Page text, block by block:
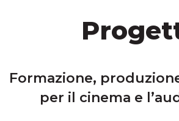
Formazione,
per il cinema e